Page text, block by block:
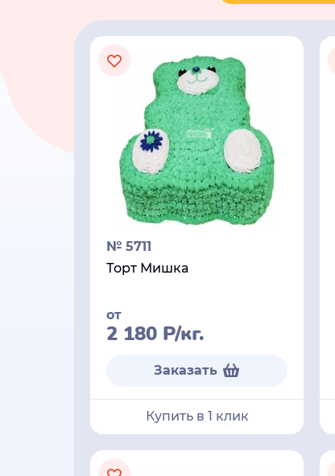
№ 5711
Торт Мишка
от
2 180 Р/кг.
Заказать
Купить в 1 клик